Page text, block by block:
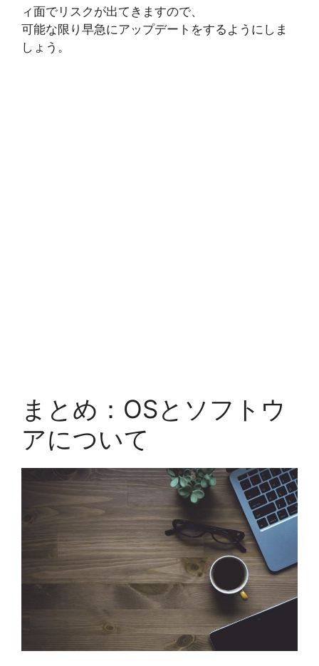
ィ面でリスクが出てきますので、
可能な限り早急にアップデートをするようにしま
しょう。
まとめ：OSとソフトウ
アについて